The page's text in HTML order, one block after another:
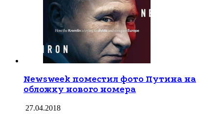
Newsweek поместил фото Путина на
обложку нового номера
27.04.2018